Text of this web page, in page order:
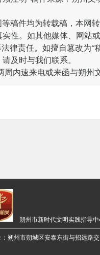
稿件均为转载稿，本网
性。如其他媒体、网站
律责任。如擅自篡改为“
及时与我们联系。
内速来电或来函与朔州
朔州市新时代文明实践指导
朔州市朔城区安泰东街与招远路交